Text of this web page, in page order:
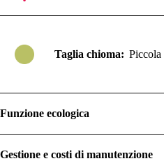
Taglia chioma:
Funzione ecologica
Gestione e costi di manutenzione